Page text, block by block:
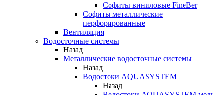
Софиты виниловые FineBer
Софиты металлические
перфорированные
Вентиляция
Водосточные системы
Назад
Металлические водосточные системы
Назад
Водостоки AQUASYSTEM
Назад